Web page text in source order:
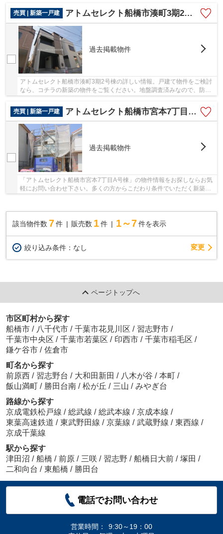
売買 | 新築一戸建 アトムセレクト船橋市湊町3期2号棟
過去掲載物件
アトムセレクト船橋市湊町3期2号棟の詳しい情報。戸建て物件をご検討
なら、コチラの新築の物件をご覧ください。地盤調査済みなので、防災
面での安心感が増します。 アトムステーショ...
売買 | 新築一戸建
アトムセレクト船橋市宮本7丁目A号棟
過去掲載物件
「アトムセレクト船橋市宮本7丁目A号棟」の物件情報をお探しならお気
軽にお問い合わせ下さい。多くの方からこだわり条件でいただく新築戸
該当物件数 7件 販売数 1 件 1～7 件を表示
絞り込み条件： なし 変更
ページトップへ
市区町村から探す
船橋市 / 八千代市 / 千葉市花見川区 / 習志野市 /
千葉市中央区 / 千葉市若葉区 / 印西市 / 千葉市稲毛区 /
鎌ケ谷市 / 佐倉市
町名から探す
前原西 / 習志野台 / 大和田新田 / 八木が谷 / 本町 /
飯山満町 / 勝田台南 / 松が丘 / 三山 / みやぎ台
路線から探す
京成電鉄松戸線 / 総武線 / 総武本線 / 京成本線 /
東葉高速鉄道 / 東武野田線 / 京葉線 / 武蔵野線 / 東西線 /
京成千葉線
駅から探す
津田沼 / 船橋 / 前原 / 三咲 / 習志野 / 船橋日大前 / 塚田 /
二和向台 / 東船橋 / 勝田台
電話でお問い合わせ
営業時間：
9:30～19：00